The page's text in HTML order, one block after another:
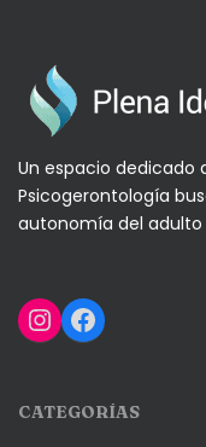
Un espacio dedicado
Psicogerontología
autonomía del
Instagram
Facebook
CATEGORÍAS